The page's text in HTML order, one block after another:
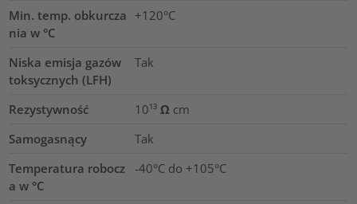
Min. temp. obkurcza
nia w °C
+120°C
Niska emisja gazów
toksycznych (LFH)
Tak
Rezystywność
10¹³ Ω cm
Samogasnący
Tak
Temperatura robocz
a w °C
-40°C do +105°C